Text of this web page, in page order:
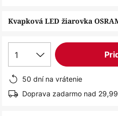
obrázkov
Kvapková LED žiarovka
1
50 dní na vrátenie
Doprava zadarmo nad